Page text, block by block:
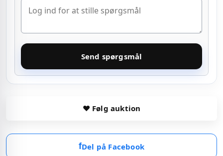
fDel på Facebook
♥ Følg auktion
Send spørgsmål